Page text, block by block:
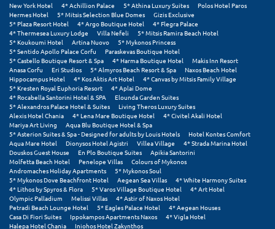
Ρόδος
Σ
Σαλαμίνα
Σαμοθράκη
Σάμος
Σαντορίνη
Σέριφος
Σέρρες
Σιθωνία
New York Hotel
4* Achillion Palace 5* Athina Luxury Suites
Polos Hotel Paros
Hermes Hotel
5* Mitsis Selection Blue Domes
Gizis Exclusive
5* Plaza Resort Hotel
4* Argo Boutique Hotel
4* Flegra Palace
4* Thermesea Luxury Lodge
Villa Nefeli
5* Mitsis Ramira Beach Hotel
5* Koukoumi Hotel
Artina Nuovo
5* Mykonos Princess
5* Sentido Apollo Palace Corfu
Paraskevas Boutique Hotel
5* Castello Boutique Resort & Spa
4* Harma Boutique Hotel
Makis Inn Resort
Anasa Corfu
Eri Studios 5* Almyros Beach Resort & Spa
Naxos Beach Hotel
Hippocampus Hotel
4* Kos Aktis Art Hotel
4* Canvas by Mitsis Family Village
5* Kresten Royal Euphoria Resort
4* Aplai Dome
4* Rocabella Santorini Hotel & SPA
Elounda Garden Suites
5* Alexandros Palace Hotel & Suites
Living Theros Luxury Suites
Alexis Hotel Chania
4* Lena Mare Boutique Hotel
4* Civitel Akali Hotel
Mariya Art Living
Aqua Blu Boutique Hotel & Spa
5* Asterion Suites & Spa - Designed for adults by Louis Hotels
Hotel Kontes Comfort
Aqua Mare Hotel
Dionysos Hotel Agistri Villea Village
4* Strada Marina Hotel
Douskos Guest House
En Plo Boutique Suites
Apikia Santorini
Molfetta Beach Hotel
Penelope Villas
Colours of Mykonos
Andromaches Holiday Apartments
5* Mykonos Soul
5* Mykonos Dove Beachfront Hotel
Aegean Sea Villas
4* White Harmony Suites
4* Lithos by Spyros & Flora
5* Varos Village Boutique Hotel
4* Art Hotel
Olympic Palladium
Melissi Villas
4* Astir of Naxos Hotel
Petradi Beach Lounge Hotel
5* Eagles Palace Hotel
4* Aegean Houses
Casa Di Fiori Suites
Ippokampos Apartments Naxos
4* Vigla Hotel
Halepa Hotel Chania
Iniohos Hotel Zakynthos